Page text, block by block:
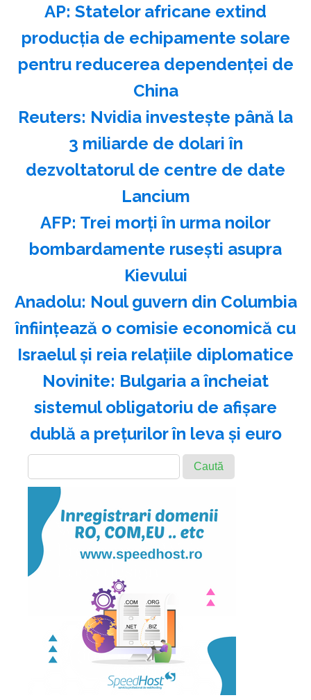
AP: Statelor africane extind
producţia de echipamente solare
pentru reducerea dependenţei de
China
Reuters: Nvidia investeşte până la
3 miliarde de dolari în
dezvoltatorul de centre de date
Lancium
AFP: Trei morţi în urma noilor
bombardamente ruseşti asupra
Kievului
Anadolu: Noul guvern din Columbia
înfiinţează o comisie economică cu
Israelul şi reia relaţiile diplomatice
Novinite: Bulgaria a încheiat
sistemul obligatoriu de afişare
dublă a preţurilor în leva şi euro